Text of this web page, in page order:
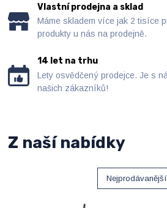
Vlastní prodejna a sklad
Máme skladem více jak 2 tisíce
produkty u nás na prodejně.
14 let na trhu
Lety osvědčený prodejce. Je s
našich zákazníků!
Z naší nabídky
Nejprodávanější